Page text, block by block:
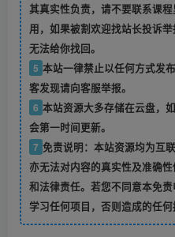
其真实性负责，请不要联系课
用，如果被割欢迎找站长投诉
无法给你找回。
5 本站一律禁止以任何方式发
客发现请向客服举报。
6 本站资源大多存储在云盘，
会第一时间更新。
7 免责说明：本站资源均为互
亦无法对内容的真实性及准确
和法律责任。若您不同意本免
学习任何项目，否则造成的任何